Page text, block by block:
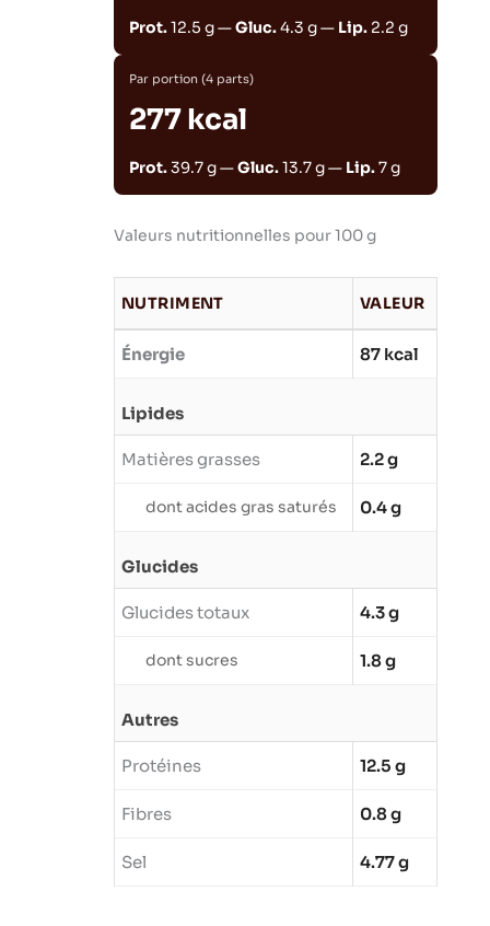
Prot.12.5 g —Gluc.4.3 g — Lip. 2.2 g
Par portion (4 parts)
277 kcal
Prot.39.7 g —Gluc.13.7 g — Lip.7 g
Valeurs nutritionnelles pour 100 g
NUTRIMENT VALEUR
Énergie 87 kcal
Lipides
Matières grasses 2.2 g
dont acides gras saturés 0.4 g
Glucides
Glucides totaux 4.3 g
dont sucres 1.8 g
Autres
Protéines 12.5 g
Fibres 0.8 g
Sel 4.77 g